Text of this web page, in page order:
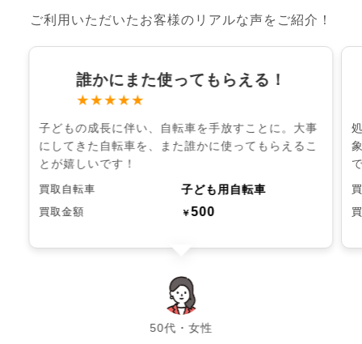
ご利用いただいたお客様のリアルな声をご紹介！
誰かにまた使ってもらえる！
★★★★★
子どもの成長に伴い、自転車を手放すことに。大事
にしてきた自転車を、また誰かに使ってもらえるこ
とが嬉しいです！
買取自転車 子ども用自転車
買取金額 ￥500
50代・女性
chevron_left chevron_right